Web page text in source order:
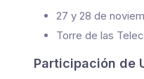
27 y 28 de
Torre de las
Participación de